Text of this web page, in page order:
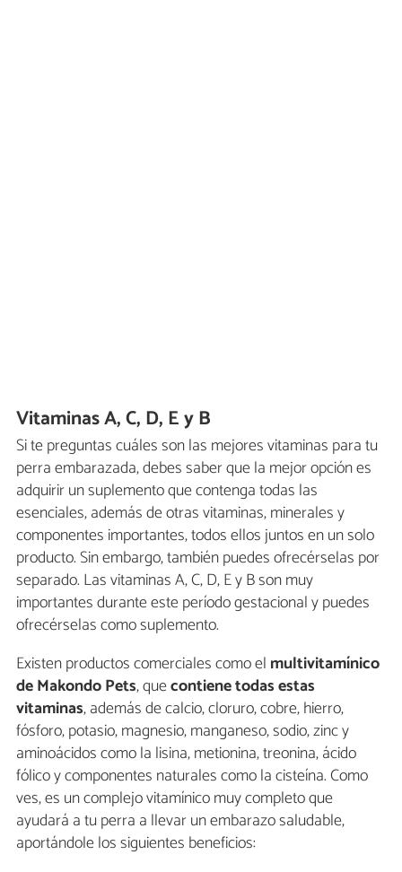
Vitaminas A, C, D, E y B
Si te preguntas cuáles son las mejores vitaminas para tu
perra embarazada, debes saber que la mejor opción es
adquirir un suplemento que contenga todas las
esenciales, además de otras vitaminas, minerales y
componentes importantes, todos ellos juntos en un solo
producto. Sin embargo, también puedes ofrecérselas por
separado. Las vitaminas A, C, D, E y B son muy
importantes durante este período gestacional y puedes
ofrecérselas como suplemento.
Existen productos comerciales como el multivitamínico
de Makondo Pets, quecontiene todas estas
vitaminas, además de calcio, cloruro, cobre, hierro,
fósforo, potasio, magnesio, manganeso, sodio, zinc y
aminoácidos como la lisina, metionina, treonina, ácido
fólico y componentes naturales como la cisteína. Como
ves, es un complejo vitamínico muy completo que
ayudará a tu perra a llevar un embarazo saludable,
aportándole los siguientes beneficios: